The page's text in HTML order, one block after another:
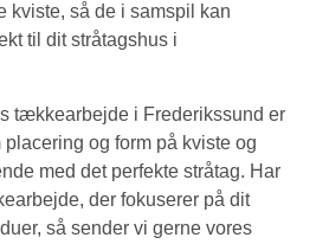
kviste, så de i samspil kan
til dit stråtagshus i
tækkearbejde i Frederikssund er
og form på kviste og
med det perfekte stråtag. Har
der fokuserer på dit
så sender vi gerne vores